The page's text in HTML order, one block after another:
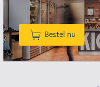
Bestel nu